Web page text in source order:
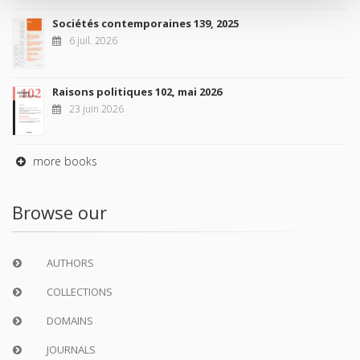
Sociétés contemporaines 139, 2025
6 juil. 2026
Raisons politiques 102, mai 2026
23 juin 2026
more books
Browse our
AUTHORS
COLLECTIONS
DOMAINS
JOURNALS